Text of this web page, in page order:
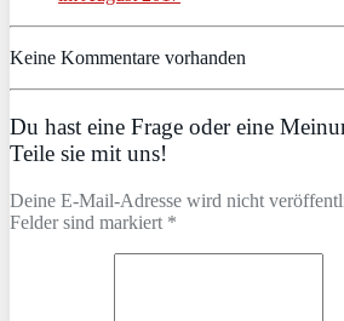
Keine Kommentare vorhanden
Du hast eine Frage oder eine
Teile sie mit uns!
Deine E-Mail-Adresse wird nicht
Felder sind markiert *